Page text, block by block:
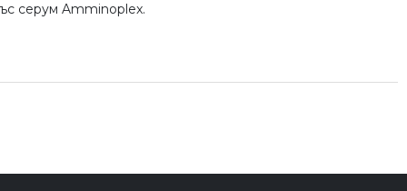
серум Amminoplex.